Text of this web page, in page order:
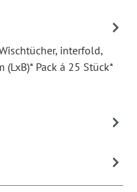
interfold,
Pack á 25 Stück*